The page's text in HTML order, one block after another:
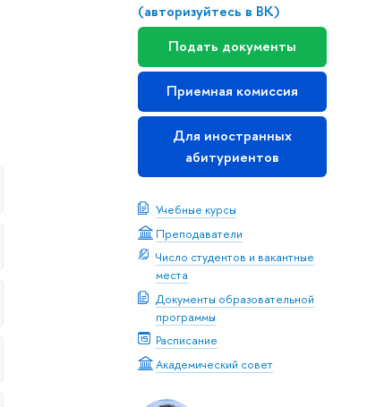
(авторизуйтесь в ВК)
Подать документы
Приемная комиссия
Для иностранных
абитуриентов
Учебные курсы
Преподаватели
Число студентов и вакантные
места
Документы образовательной
программы
Расписание
Академический совет